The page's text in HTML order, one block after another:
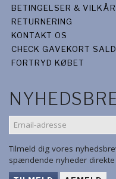
BETINGELSER & VILKÅR
RETURNERING
KONTAKT OS
CHECK GAVEKORT
FORTRYD KØBET
EMAIL-
ADRESSE
Tilmeld dig vores
spændende nyheder